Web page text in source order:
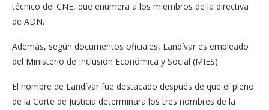
técnico del CNE, que enumera a los miembros de la directiva
de ADN.
Además, según documentos oficiales, Landívar es empleado
del Ministerio de Inclusión Económica y Social (MIES).
El nombre de Landívar fue destacado después de que el pleno
de la Corte de Justicia determinara los tres nombres de la